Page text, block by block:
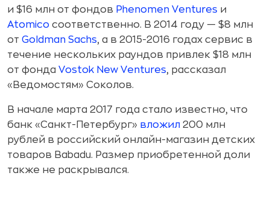
и $16 млн от фондов Phenomen Ventures и
Atomico соответственно. В 2014 году — $8 млн
от Goldman Sachs, а в 2015-2016 годах сервис в
течение нескольких раундов привлек $18 млн
от фонда Vostok New Ventures, рассказал
«Ведомостям» Соколов.
В начале марта 2017 года стало известно, что
банк «Санкт-Петербург» вложил 200 млн
рублей в российский онлайн-магазин детских
товаров Babadu. Размер приобретенной доли
также не раскрывался.